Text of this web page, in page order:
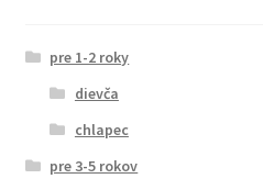
pre 1-2 roky
dievča
chlapec
pre 3-5 rokov